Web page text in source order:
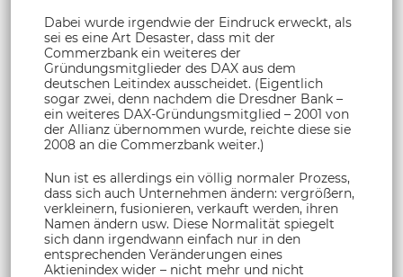
Dabei wurde irgendwie der Eindruck erweckt, als
sei es eine Art Desaster, dass mit der
Commerzbank ein weiteres der
Gründungsmitglieder des DAX aus dem
deutschen Leitindex ausscheidet. (Eigentlich
sogar zwei, denn nachdem die Dresdner Bank –
ein weiteres DAX-Gründungsmitglied – 2001 von
der Allianz übernommen wurde, reichte diese sie
2008 an die Commerzbank weiter.)
Nun ist es allerdings ein völlig normaler Prozess,
dass sich auch Unternehmen ändern: vergrößern,
verkleinern, fusionieren, verkauft werden, ihren
Namen ändern usw. Diese Normalität spiegelt
sich dann irgendwann einfach nur in den
entsprechenden Veränderungen eines
Aktienindex wider – nicht mehr und nicht